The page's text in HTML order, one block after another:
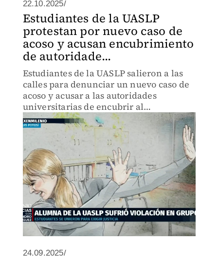
22.10.2025/
Estudiantes de la UASLP
protestan por nuevo caso de
acoso y acusan encubrimiento
de autoridade...
Estudiantes de la UASLP salieron a las
calles para denunciar un nuevo caso de
acoso y acusar a las autoridades
universitarias de encubrir al
responsable, exigiendo protocolos
efectivos de atención.
24.09.2025/